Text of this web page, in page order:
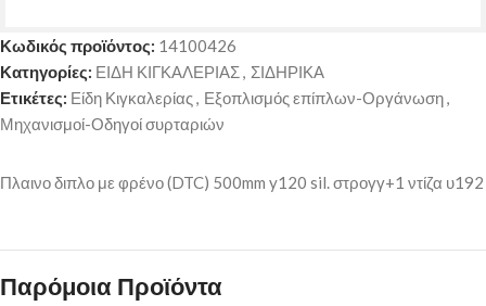
Κωδικός προϊόντος: 14100426
Κατηγορίες: ΕΙΔΗ ΚΙΓΚΑΛΕΡΙΑΣ, ΣΙΔΗΡΙΚΑ
Ετικέτες: Είδη Κιγκαλερίας, Εξοπλισμός επίπλων-Οργάνωση,
Μηχανισμοί-Οδηγοί συρταριών
Πλαινο διπλο με φρένο (DTC) 500mm y120 sil. στρογγ+1 ντίζα υ192
Παρόμοια Προϊόντα